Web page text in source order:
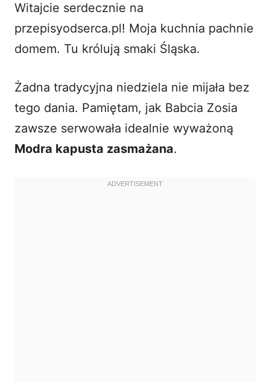
i
d
e
o
Witajcie serdecznie na
przepisyodserca.pl! Moja kuchnia pachnie
domem. Tu królują smaki Śląska.
Żadna tradycyjna niedziela nie mijała bez
tego dania. Pamiętam, jak Babcia Zosia
zawsze serwowała idealnie wyważoną
Modra kapusta zasmażana.